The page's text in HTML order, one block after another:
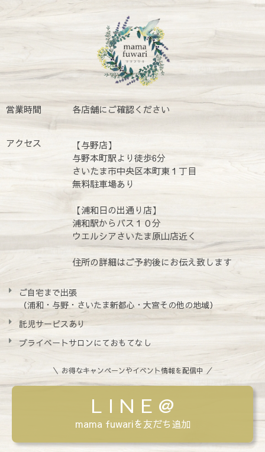
営業時間 各店舗にご確認ください
アクセス
【与野店】
与野本町駅より徒歩6分
さいたま市中央区本町東１丁目
無料駐車場あり
【浦和日の出通り店】
浦和駅からバス１０分
ウエルシアさいたま原山店近く
住所の詳細はご予約後にお伝え致します
ご自宅まで出張
（浦和・与野・さいたま新都心・大宮その他の地域）
託児サービスあり
プライベートサロンにておもてなし
＼ お得なキャンペーンやイベント情報を配信中 ／
L I N E @
mama fuwariを友だち追加